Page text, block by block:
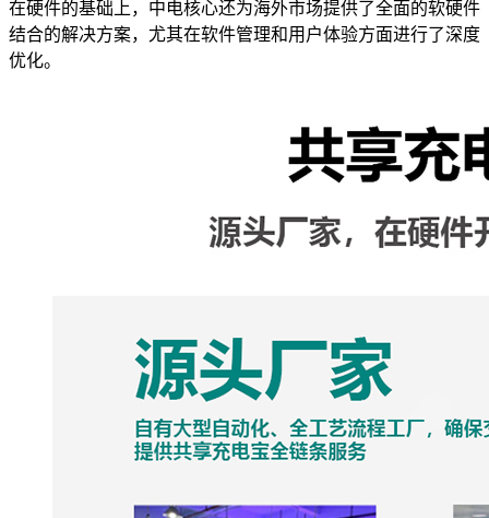
在硬件的基础上，中电核心还为海外市场提供了全面的软硬件
结合的解决方案，尤其在软件管理和用户体验方面进行了深度
优化。